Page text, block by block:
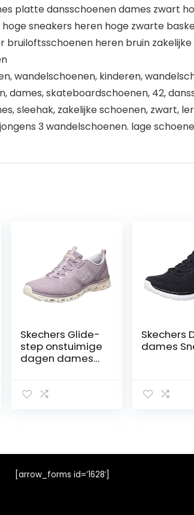
platte dansschoenen dames zwart
sneakers heren hoge zwarte
heren bruin
wandelschoenen, kinderen,
dames, skateboardschoenen, 42,
sleehak, zakelijke schoenen, zwart,
3 wandelschoenen. lage
Skechers Glide-
step onstuimige
dagen dames
Skechers
dames
[arrow_forms id=’1628′]